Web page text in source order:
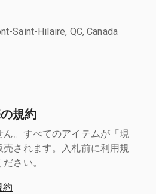
Saint-Hilaire, QC, Canada
規約
ん。すべてのアイテムが「現
されます。入札前に利用規
さい。
約